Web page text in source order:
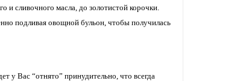
и сливочного масла, до золотистой корочки.
подливая овощной бульон, чтобы получилась
у Вас “отнято” принудительно, что всегда